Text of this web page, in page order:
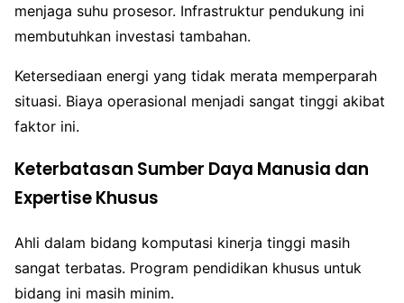
menjaga suhu prosesor. Infrastruktur pendukung ini
membutuhkan investasi tambahan.
Ketersediaan energi yang tidak merata memperparah
situasi. Biaya operasional menjadi sangat tinggi akibat
faktor ini.
Keterbatasan Sumber Daya Manusia dan
Expertise Khusus
Ahli dalam bidang komputasi kinerja tinggi masih
sangat terbatas. Program pendidikan khusus untuk
bidang ini masih minim.